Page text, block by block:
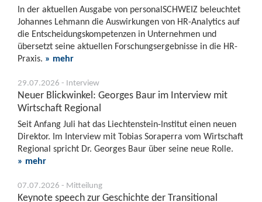
In der aktuellen Ausgabe von personalSCHWEIZ beleuchtet
Johannes Lehmann die Auswirkungen von HR-Analytics auf
die Entscheidungskompetenzen in Unternehmen und
übersetzt seine aktuellen Forschungsergebnisse in die HR-
Praxis. » mehr
29.07.2026 - Interview
Neuer Blickwinkel: Georges Baur im Interview mit
Wirtschaft Regional
Seit Anfang Juli hat das Liechtenstein-Institut einen neuen
Direktor. Im Interview mit Tobias Soraperra vom Wirtschaft
Regional spricht Dr. Georges Baur über seine neue Rolle.
» mehr
07.07.2026 - Mitteilung
Keynote speech zur Geschichte der Transitional